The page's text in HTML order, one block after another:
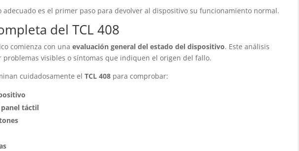
adecuado es el primer paso para devolver al dispositivo su funcionamiento normal.
del TCL 408
comienza con unaevaluación general del estado del dispositivo. Este análisis
visibles o síntomas que indiquen el origen del fallo.
cuidadosamente elTCL 408 para comprobar:
táctil